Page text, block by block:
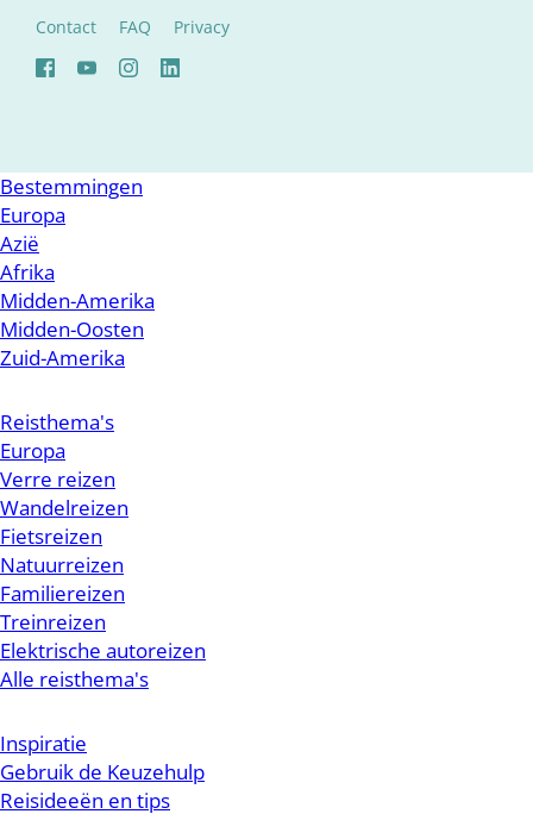
Contact FAQ Privacy
Bestemmingen
Europa
Azië
Afrika
Midden-Amerika
Midden-Oosten
Zuid-Amerika
Reisthema's
Europa
Verre reizen
Wandelreizen
Fietsreizen
Natuurreizen
Familiereizen
Treinreizen
Elektrische autoreizen
Alle reisthema's
Inspiratie
Gebruik de Keuzehulp
Reisideeën en tips